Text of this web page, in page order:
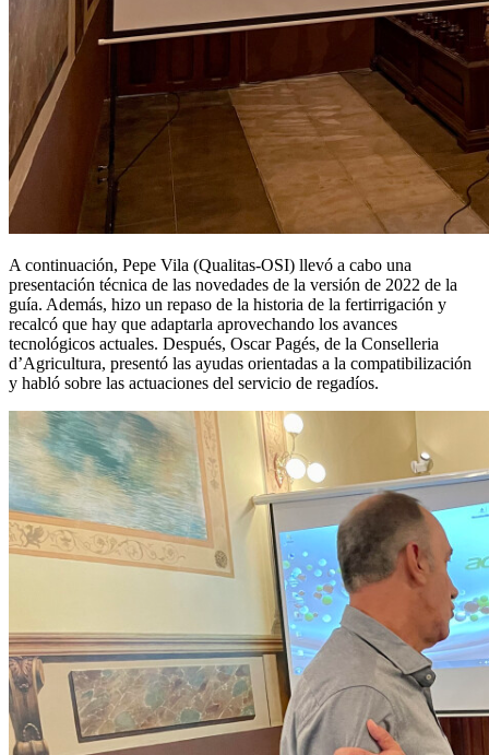
A continuación, Pepe Vila (Qualitas-OSI) llevó a cabo una
presentación técnica de las novedades de la versión de 2022 de la
guía. Además, hizo un repaso de la historia de la fertirrigación y
recalcó que hay que adaptarla aprovechando los avances
tecnológicos actuales. Después, Oscar Pagés, de la Conselleria
d’Agricultura, presentó las ayudas orientadas a la compatibilización
y habló sobre las actuaciones del servicio de regadíos.